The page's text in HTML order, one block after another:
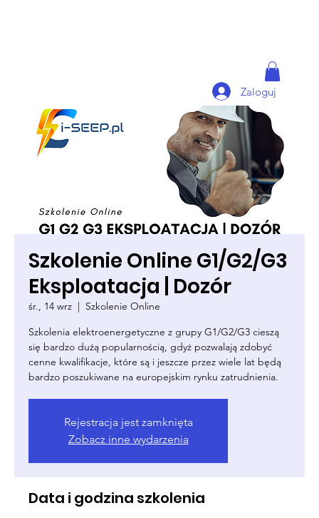
Zaloguj
Szkolenie Online G1/G2/G3
Eksploatacja | Dozór
śr., 14 wrz
  |
Szkolenie Online
Szkolenia elektroenergetyczne z grupy G1/G2/G3 cieszą
się bardzo dużą popularnością, gdyż pozwalają zdobyć
cenne kwalifikacje, które są i jeszcze przez wiele lat będą
bardzo poszukiwane na europejskim rynku zatrudnienia.
Rejestracja jest zamknięta
Zobacz inne wydarzenia
Data i godzina szkolenia